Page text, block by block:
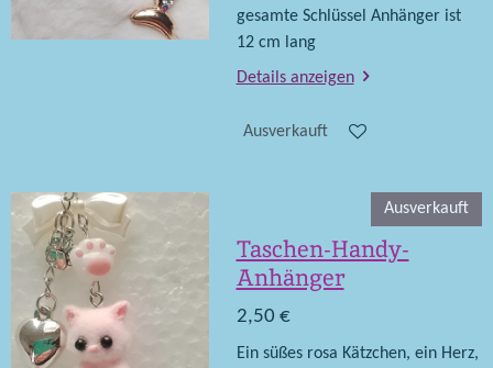
gesamte Schlüssel Anhänger ist
12 cm lang
Details anzeigen
Ausverkauft
Ausverkauft
Taschen-Handy-
Anhänger
2,50 €
Ein süßes rosa Kätzchen, ein Herz,